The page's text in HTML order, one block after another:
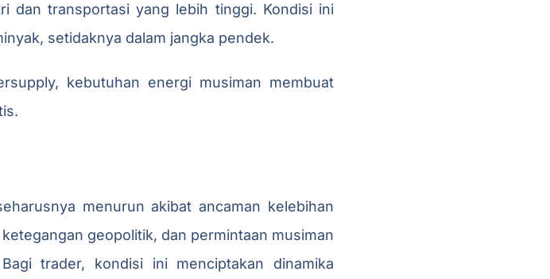
dan transportasi yang lebih tinggi. Kondisi ini
setidaknya dalam jangka pendek.
kebutuhan energi musiman membuat
menurun akibat ancaman kelebihan
geopolitik, dan permintaan musiman
trader, kondisi ini menciptakan dinamika